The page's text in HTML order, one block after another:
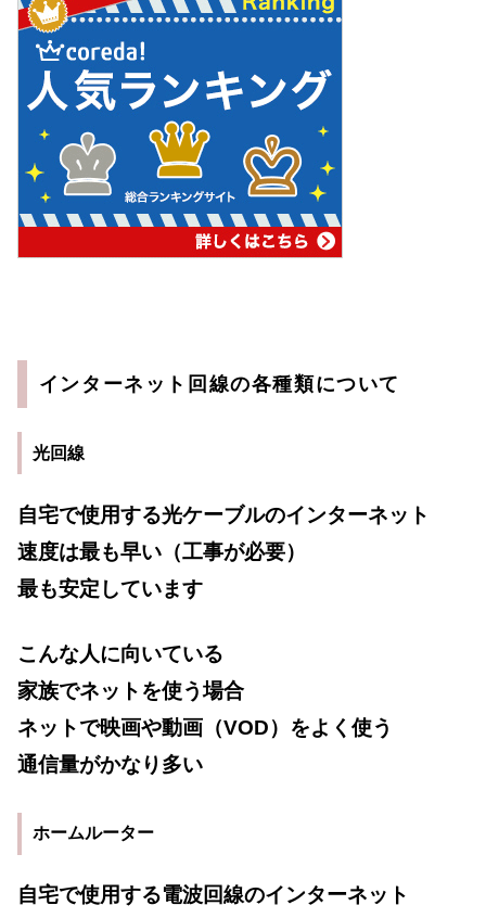
インターネット回線の各種類について
光回線
自宅で使用する光ケーブルのインターネット
速度は最も早い（工事が必要）
最も安定しています
こんな人に向いている
家族でネットを使う場合
ネットで映画や動画（VOD）をよく使う
通信量がかなり多い
ホームルーター
自宅で使用する電波回線のインターネット